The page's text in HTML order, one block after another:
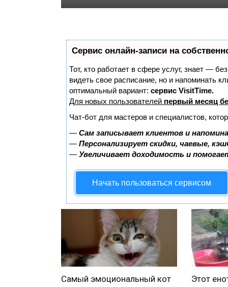
Сервис онлайн-записи на
Тот, кто работает в сфере услуг, знает —
видеть свое расписание, но и напоминать
оптимальный вариант: сервис VisitTime.
Для новых пользователей первый месяц
Чат-бот для мастеров и специалистов,
— Сам записывает клиентов и
— Персонализирует скидки, чаевые,
— Увеличивает доходимость и
Начать пользоваться сервисом
Самый эмоциональный кот
Этот